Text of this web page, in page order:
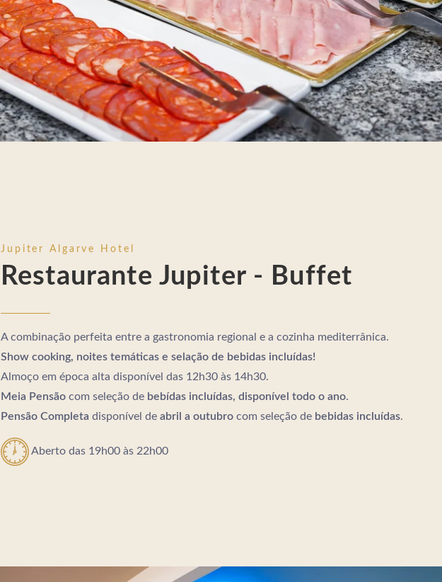
Jupiter Algarve Hotel
Restaurante Jupiter - Buffet
A combinação perfeita entre a gastronomia regional e a cozinha mediterrânica.
Show cooking, noites temáticas e selação de bebidas incluídas!
Almoço em época alta disponível das 12h30 às 14h30.
Meia Pensão com seleção de bebídas incluídas, disponível todo o ano.
Pensão Completa disponível de abril a outubro com seleção de bebidas incluídas.
Aberto das 19h00 às 22h00